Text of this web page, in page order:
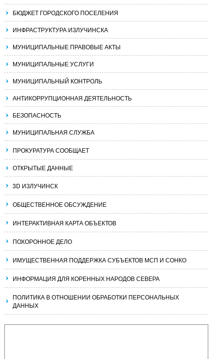
БЮДЖЕТ ГОРОДСКОГО ПОСЕЛЕНИЯ
ИНФРАСТРУКТУРА ИЗЛУЧИНСКА
МУНИЦИПАЛЬНЫЕ ПРАВОВЫЕ АКТЫ
МУНИЦИПАЛЬНЫЕ УСЛУГИ
МУНИЦИПАЛЬНЫЙ КОНТРОЛЬ
АНТИКОРРУПЦИОННАЯ ДЕЯТЕЛЬНОСТЬ
БЕЗОПАСНОСТЬ
МУНИЦИПАЛЬНАЯ СЛУЖБА
ПРОКУРАТУРА СООБЩАЕТ
ОТКРЫТЫЕ ДАННЫЕ
3D ИЗЛУЧИНСК
ОБЩЕСТВЕННОЕ ОБСУЖДЕНИЕ
ИНТЕРАКТИВНАЯ КАРТА ОБЪЕКТОВ
ПОХОРОННОЕ ДЕЛО
ИМУЩЕСТВЕННАЯ ПОДДЕРЖКА СУБЪЕКТОВ МСП И СОНКО
ИНФОРМАЦИЯ ДЛЯ КОРЕННЫХ НАРОДОВ СЕВЕРА
ПОЛИТИКА В ОТНОШЕНИИ ОБРАБОТКИ ПЕРСОНАЛЬНЫХ
ДАННЫХ